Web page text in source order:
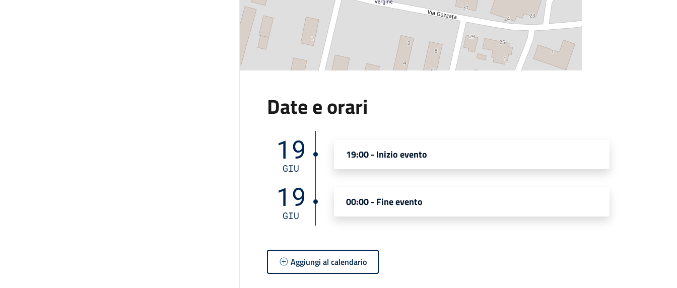
Date e orari
19
GIU
19:00 - Inizio evento
19
GIU
00:00 - Fine evento
Aggiungi al calendario